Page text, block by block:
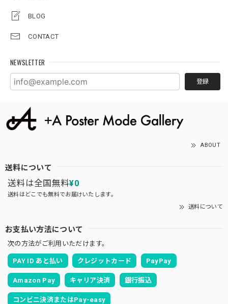
BLOG
CONTACT
NEWSLETTER
登録
ABOUT
送料について
送料は全国無料¥0
送料はどこでも無料でお届けいたします。
送料について
お支払い方法について
次の方法がご利用いただけます。
PAY ID あと払い クレジットカード PayPay
Amazon Pay キャリア決済 銀行振込
コンビニ決済またはPay-easy